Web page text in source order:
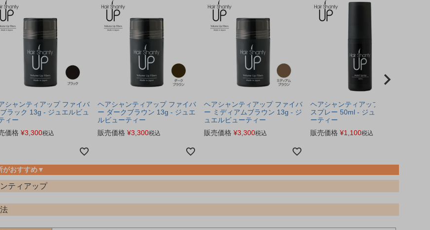
シャンティアップ ファイバ
ラック 13g - ジュエルビュ
ィー
価格 ¥3,300税込
ヘアシャンティアップ ファイバ
ー ダークブラウン 13g - ジュエ
ルビューティー
販売価格 ¥3,300税込
ヘアシャンティアップ ファイバ
ー ミディアムブラウン 13g - ジ
ュエルビューティー
販売価格 ¥3,300税込
ヘアシャンティアップ ホールド
スプレー 50ml - ジュエルビュ
ーティー
販売価格 ¥1,100税込
がおすすめ▼
ティアップ